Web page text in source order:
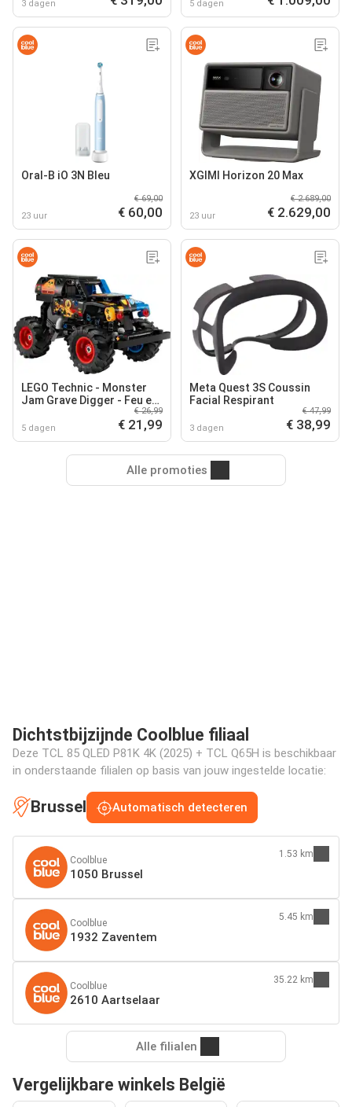
3 dagen 5 dagen
Oral-B iO 3N Bleu
23 uur
€ 69,00
€ 60,00
XGIMI Horizon 20 Max
23 uur
€ 2.689,00
€ 2.629,00
LEGO Technic - Monster
Jam Grave Digger - Feu et
5 dagen
€ 26,99
€ 21,99
Meta Quest 3S Coussin
Facial Respirant
3 dagen
€ 47,99
€ 38,99
Alle promoties
Dichtstbijzijnde Coolblue filiaal
Deze TCL 85 QLED P81K 4K (2025) + TCL Q65H is beschikbaar
in onderstaande filialen op basis van jouw ingestelde locatie:
Brussel Automatisch detecteren
Coolblue
1050 Brussel
1.53 km
Coolblue
1932 Zaventem
5.45 km
Coolblue
2610 Aartselaar
35.22 km
Alle filialen
Vergelijkbare winkels België